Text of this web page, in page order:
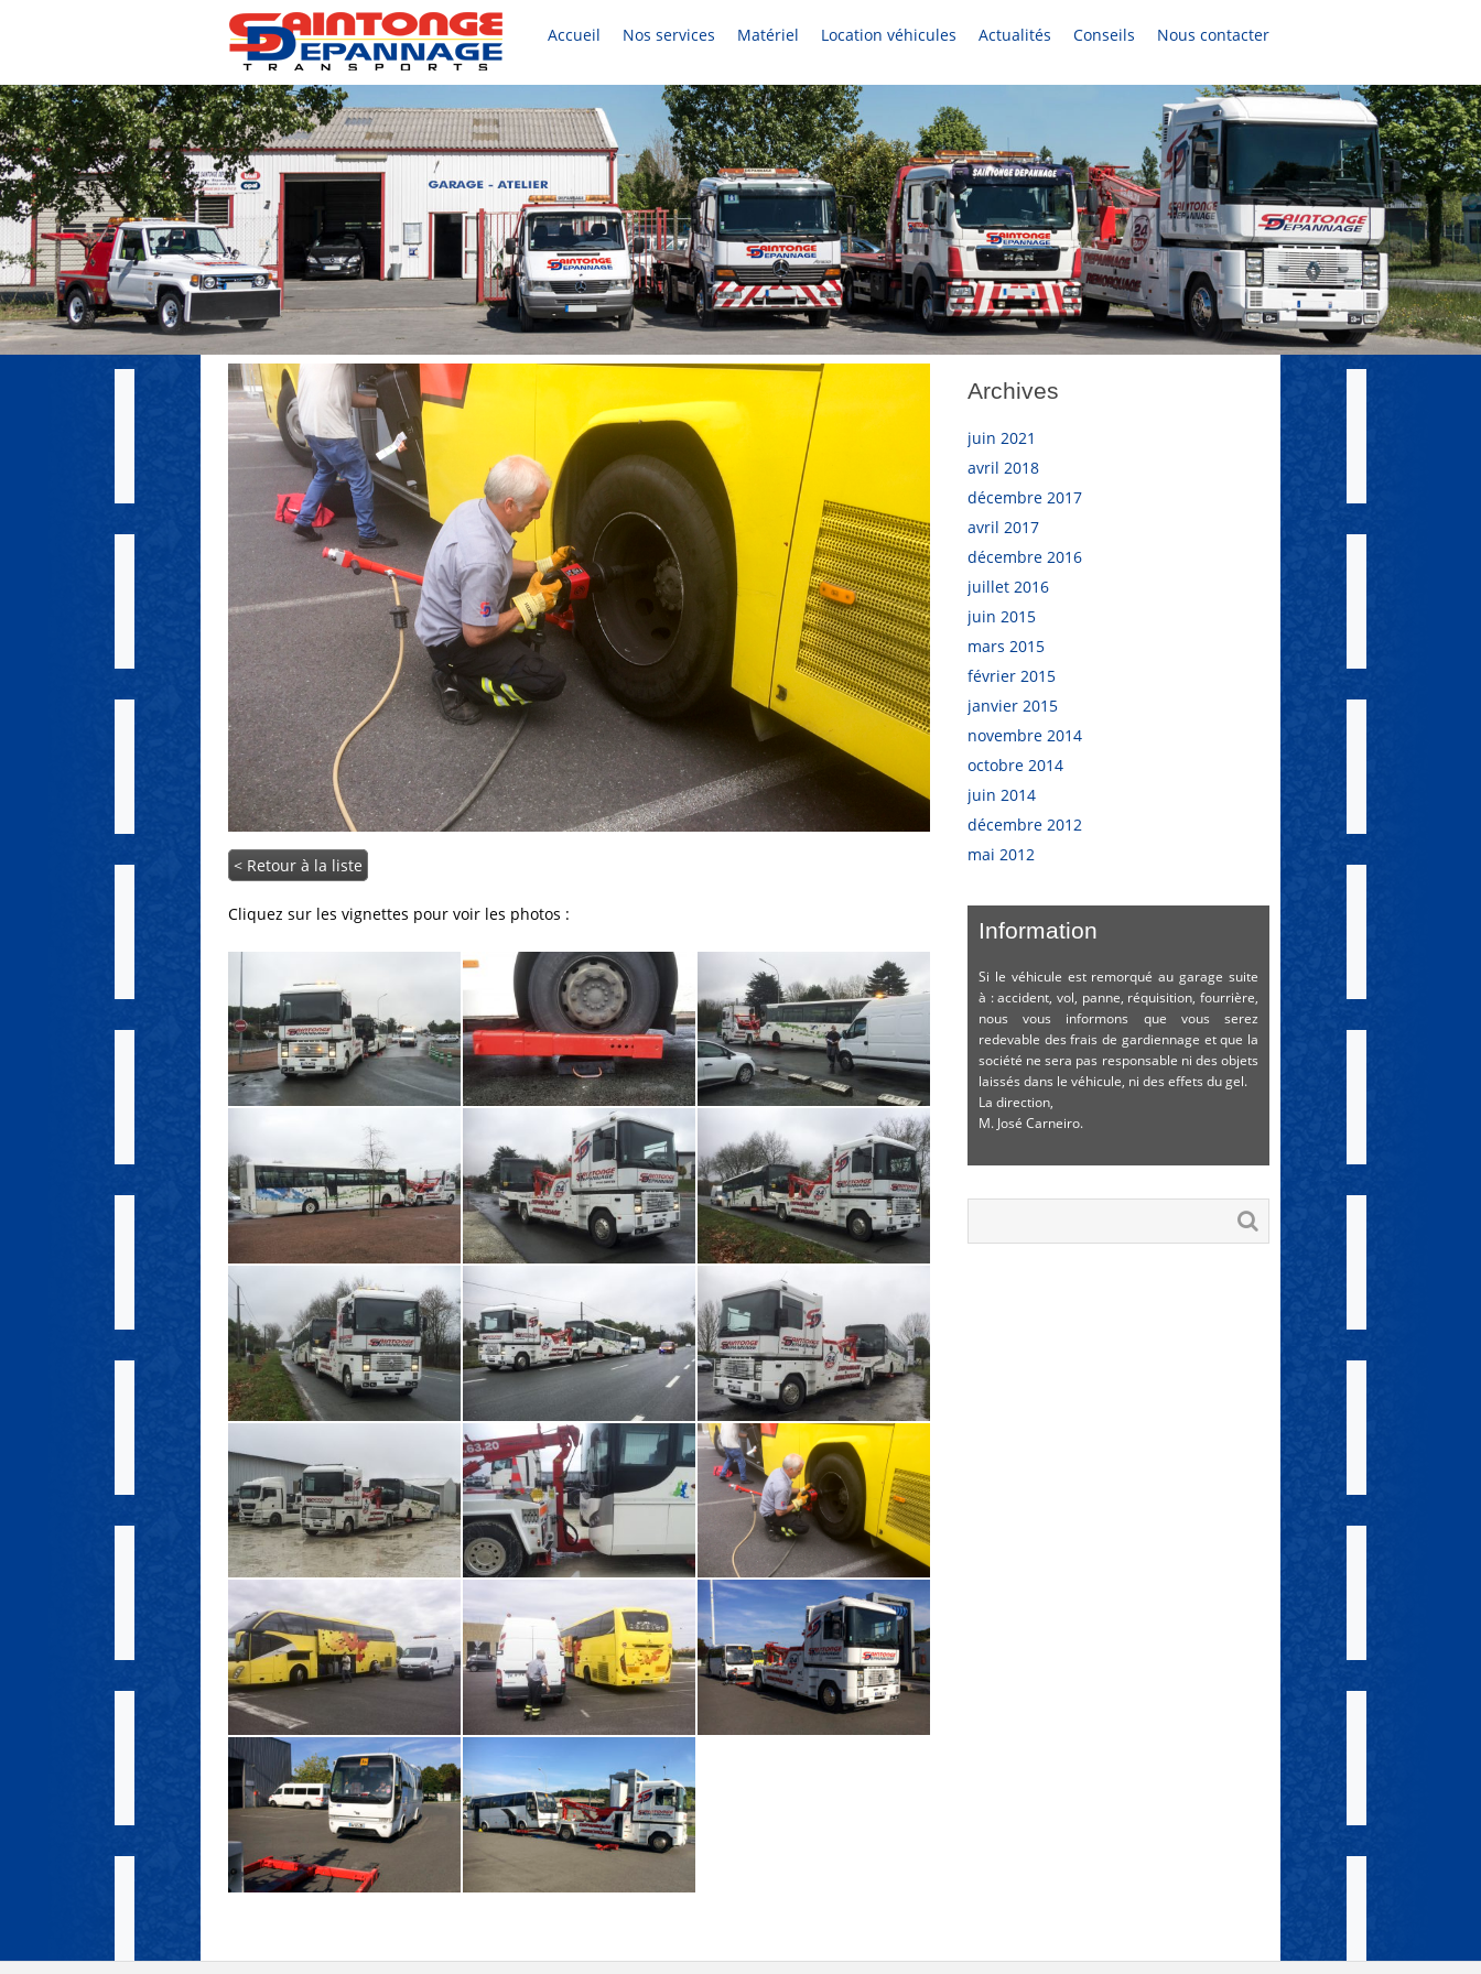
Accueil Nos services Matériel Location véhicules Actualités Conseils Nous contacter
< Retour à la liste
Cliquez sur les vignettes pour voir les photos :
Archives
juin 2021
avril 2018
décembre 2017
avril 2017
décembre 2016
juillet 2016
juin 2015
mars 2015
février 2015
janvier 2015
novembre 2014
octobre 2014
juin 2014
décembre 2012
mai 2012
Information
Si le véhicule est remorqué au garage suite
à : accident, vol, panne, réquisition, fourrière,
nous vous informons que vous serez
redevable des frais de gardiennage et que la
société ne sera pas responsable ni des objets
laissés dans le véhicule, ni des effets du gel.
La direction,
M. José Carneiro.